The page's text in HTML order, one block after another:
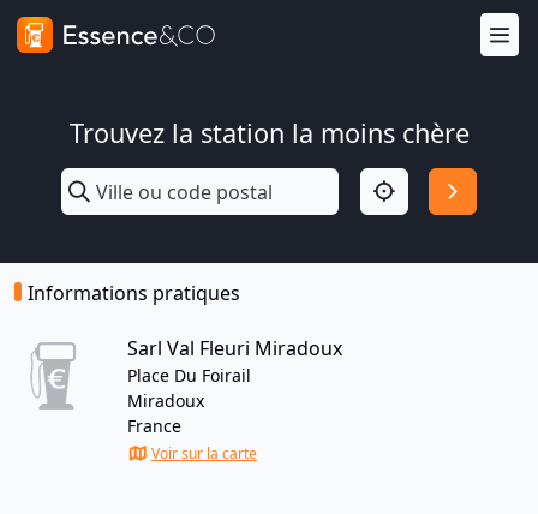
Trouvez la station la moins chère
Informations pratiques
Sarl Val Fleuri Miradoux
Place Du Foirail
Miradoux
France
Voir sur la carte